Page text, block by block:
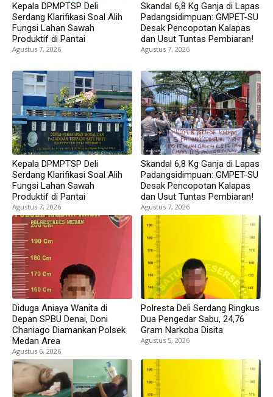
Kepala DPMPTSP Deli
Serdang Klarifikasi Soal Alih
Fungsi Lahan Sawah
Produktif di Pantai
Agustus 7, 2026
Skandal 6,8 Kg Ganja di Lapas
Padangsidimpuan: GMPET-SU
Desak Pencopotan Kalapas
dan Usut Tuntas Pembiaran!
Agustus 7, 2026
Kepala DPMPTSP Deli
Serdang Klarifikasi Soal Alih
Fungsi Lahan Sawah
Produktif di Pantai
Agustus 7, 2026
Skandal 6,8 Kg Ganja di Lapas
Padangsidimpuan: GMPET-SU
Desak Pencopotan Kalapas
dan Usut Tuntas Pembiaran!
Agustus 7, 2026
Diduga Aniaya Wanita di
Depan SPBU Denai, Doni
Chaniago Diamankan Polsek
Medan Area
Agustus 6, 2026
Polresta Deli Serdang Ringkus
Dua Pengedar Sabu, 24,76
Gram Narkoba Disita
Agustus 5, 2026